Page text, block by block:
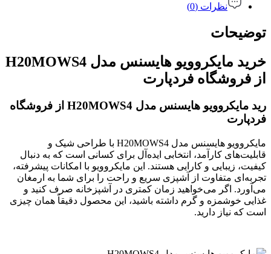
نظرات (0)
توضیحات
خرید مایکروویو هایسنس مدل H20MOWS4
از فروشگاه فردپارت
رید مایکروویو هایسنس مدل H20MOWS4 از فروشگاه
فردپارت
مایکروویو هایسنس مدل H20MOWS4 با طراحی شیک و
قابلیت‌های کارآمد، انتخابی ایده‌آل برای کسانی است که به دنبال
کیفیت، زیبایی و کارایی هستند. این مایکروویو با امکانات پیشرفته،
تجربه‌ای متفاوت از آشپزی سریع و راحت را برای شما به ارمغان
می‌آورد. اگر می‌خواهید زمان کمتری در آشپزخانه صرف کنید و
غذایی خوشمزه و گرم داشته باشید، این محصول دقیقاً همان چیزی
است که نیاز دارید.